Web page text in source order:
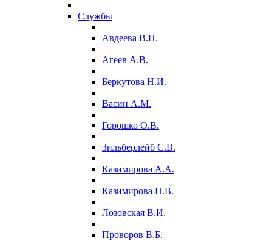
Службы
Авдеева В.П.
Агеев А.В.
Беркутова Н.И.
Васин А.М.
Горошко О.В.
Зильберлейб С.В.
Казимирова А.А.
Казимирова Н.В.
Лозовская В.И.
Проворов В.Б.